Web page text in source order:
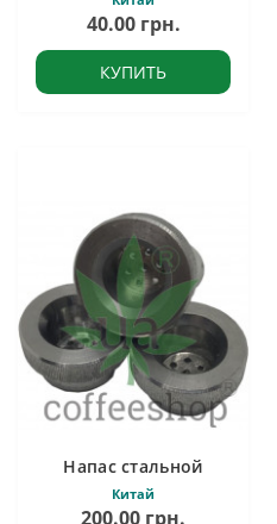
40.00 грн.
КУПИТЬ
Напас стальной
Китай
200.00 грн.